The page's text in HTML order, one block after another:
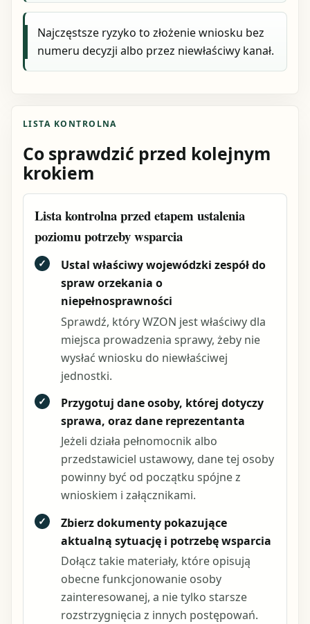
Najczęstsze ryzyko to złożenie wniosku bez
numeru decyzji albo przez niewłaściwy kanał.
LISTA KONTROLNA
Co sprawdzić przed kolejnym
krokiem
Lista kontrolna przed etapem ustalenia
poziomu potrzeby wsparcia
✓
Ustal właściwy wojewódzki zespół do
spraw orzekania o
niepełnosprawności
Sprawdź, który WZON jest właściwy dla
miejsca prowadzenia sprawy, żeby nie
wysłać wniosku do niewłaściwej
jednostki.
✓
Przygotuj dane osoby, której dotyczy
sprawa, oraz dane reprezentanta
Jeżeli działa pełnomocnik albo
przedstawiciel ustawowy, dane tej osoby
powinny być od początku spójne z
wnioskiem i załącznikami.
✓
Zbierz dokumenty pokazujące
aktualną sytuację i potrzebę wsparcia
Dołącz takie materiały, które opisują
obecne funkcjonowanie osoby
zainteresowanej, a nie tylko starsze
rozstrzygnięcia z innych postępowań.